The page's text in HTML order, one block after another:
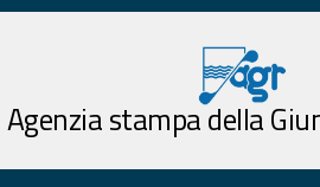
Agenzia stampa della